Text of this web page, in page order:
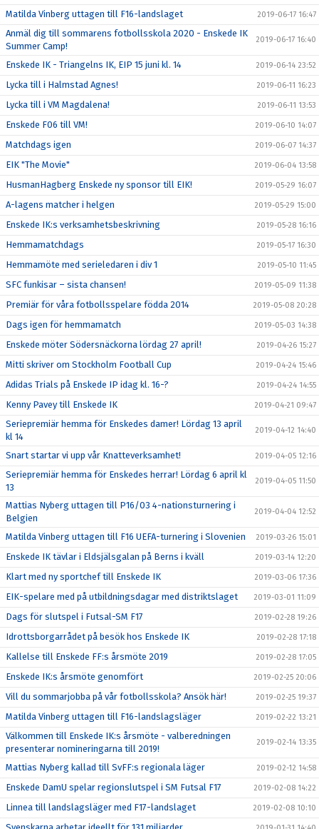
Matilda Vinberg uttagen till F16-landslaget
2019-06-17 16:47
Anmäl dig till sommarens fotbollsskola 2020 - Enskede IK
Summer Camp!
2019-06-17 16:40
Enskede IK - Triangelns IK, EIP 15 juni kl. 14 2019-06-14 23:52
Lycka till i Halmstad Agnes! 2019-06-11 16:23
Lycka till i VM Magdalena! 2019-06-11 13:53
Enskede F06 till VM! 2019-06-10 14:07
Matchdags igen 2019-06-07 14:37
EIK "The Movie" 2019-06-04 13:58
HusmanHagberg Enskede ny sponsor till EIK! 2019-05-29 16:07
A-lagens matcher i helgen 2019-05-29 15:00
Enskede IK:s verksamhetsbeskrivning 2019-05-28 16:16
Hemmamatchdags 2019-05-17 16:30
Hemmamöte med serieledaren i div 1 2019-05-10 11:45
SFC funkisar – sista chansen! 2019-05-09 11:38
Premiär för våra fotbollsspelare födda 2014 2019-05-08 20:28
Dags igen för hemmamatch 2019-05-03 14:38
Enskede möter Södersnäckorna lördag 27 april! 2019-04-26 15:27
Mitti skriver om Stockholm Football Cup 2019-04-24 15:46
Adidas Trials på Enskede IP idag kl. 16-? 2019-04-24 14:55
Kenny Pavey till Enskede IK 2019-04-21 09:47
Seriepremiär hemma för Enskedes damer! Lördag 13 april
kl 14
2019-04-12 14:40
Snart startar vi upp vår Knatteverksamhet! 2019-04-05 12:16
Seriepremiär hemma för Enskedes herrar! Lördag 6 april kl
13
2019-04-05 11:50
Mattias Nyberg uttagen till P16/03 4-nationsturnering i
Belgien
2019-04-04 12:52
Matilda Vinberg uttagen till F16 UEFA-turnering i Slovenien 2019-03-26 15:01
Enskede IK tävlar i Eldsjälsgalan på Berns i kväll 2019-03-14 12:20
Klart med ny sportchef till Enskede IK 2019-03-06 17:36
EIK-spelare med på utbildningsdagar med distriktslaget 2019-03-01 11:09
Dags för slutspel i Futsal-SM F17 2019-02-28 19:26
Idrottsborgarrådet på besök hos Enskede IK 2019-02-28 17:18
Kallelse till Enskede FF:s årsmöte 2019 2019-02-28 17:05
Enskede IK:s årsmöte genomfört 2019-02-25 20:06
Vill du sommarjobba på vår fotbollsskola? Ansök här! 2019-02-25 19:37
Matilda Vinberg uttagen till F16-landslagsläger 2019-02-22 13:21
Välkommen till Enskede IK:s årsmöte - valberedningen
presenterar nomineringarna till 2019!
2019-02-14 13:35
Mattias Nyberg kallad till SvFF:s regionala läger 2019-02-12 14:58
Enskede DamU spelar regionslutspel i SM Futsal F17 2019-02-08 14:22
Linnea till landslagsläger med F17-landslaget 2019-02-08 10:10